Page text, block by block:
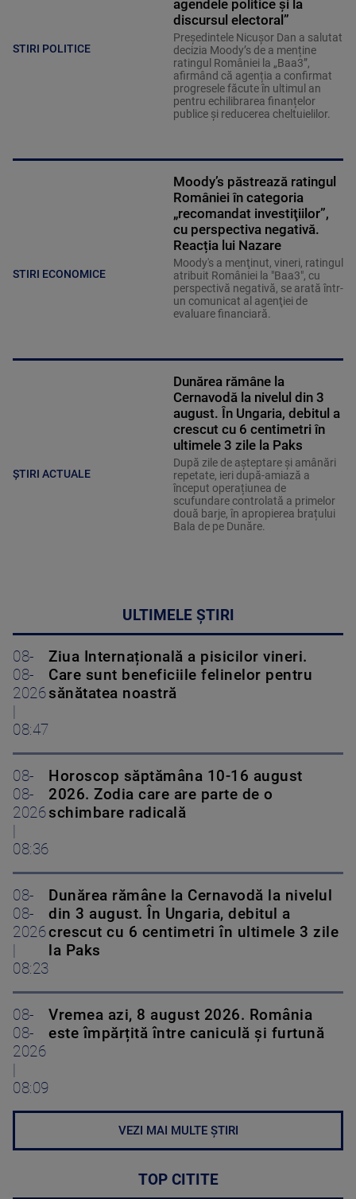
STIRI POLITICE
agendele politice şi la
discursul electoral”
Președintele Nicușor Dan a salutat
decizia Moody’s de a menține
ratingul României la „Baa3”,
afirmând că agenția a confirmat
progresele făcute în ultimul an
pentru echilibrarea finanțelor
publice și reducerea cheltuielilor.
STIRI ECONOMICE
Moody’s păstrează ratingul
României în categoria
„recomandat investiţiilor”,
cu perspectiva negativă.
Reacția lui Nazare
Moody's a menţinut, vineri, ratingul
atribuit României la "Baa3", cu
perspectivă negativă, se arată într-
un comunicat al agenţiei de
evaluare financiară.
ȘTIRI ACTUALE
Dunărea rămâne la
Cernavodă la nivelul din 3
august. În Ungaria, debitul a
crescut cu 6 centimetri în
ultimele 3 zile la Paks
După zile de așteptare și amânări
repetate, ieri după-amiază a
început operațiunea de
scufundare controlată a primelor
două barje, în apropierea brațului
Bala de pe Dunăre.
ULTIMELE ȘTIRI
08-
08-
2026
08:47
Ziua Internațională a pisicilor vineri.
Care sunt beneficiile felinelor pentru
sănătatea noastră
08-
08-
2026
08:36
Horoscop săptămâna 10-16 august
2026. Zodia care are parte de o
schimbare radicală
08-
08-
2026
08:23
Dunărea rămâne la Cernavodă la nivelul
din 3 august. În Ungaria, debitul a
crescut cu 6 centimetri în ultimele 3 zile
la Paks
08-
08-
2026
08:09
Vremea azi, 8 august 2026. România
este împărțită între caniculă și furtună
VEZI MAI MULTE ȘTIRI
TOP CITITE